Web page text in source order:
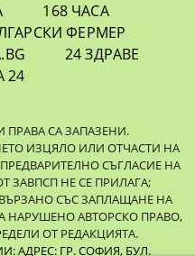
168 ЧАСА
ФЕРМЕР
24 ЗДРАВЕ
24
ПРАВА СА ЗАПАЗЕНИ.
ИЗЦЯЛО ИЛИ ОТЧАСТИ НА
СЪГЛАСИЕ НА
ЗАВПСП НЕ СЕ ПРИЛАГА;
СЪС ЗАПЛАЩАНЕ НА
НАРУШЕНО АВТОРСКО ПРАВО,
ОТ РЕДАКЦИЯТА.
АДРЕС: ГР. СОФИЯ, БУЛ.